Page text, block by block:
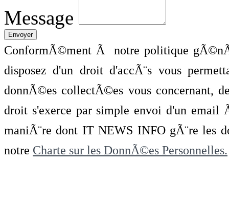
Message
ConformÃ©ment Ã notre politique
disposez d'un droit d'accÃ¨s vous
donnÃ©es collectÃ©es vous concernant,
droit s'exerce par simple envoi d'un
maniÃ¨re dont IT NEWS INFO gÃ¨re les
notre Charte sur les DonnÃ©es Personnelles.